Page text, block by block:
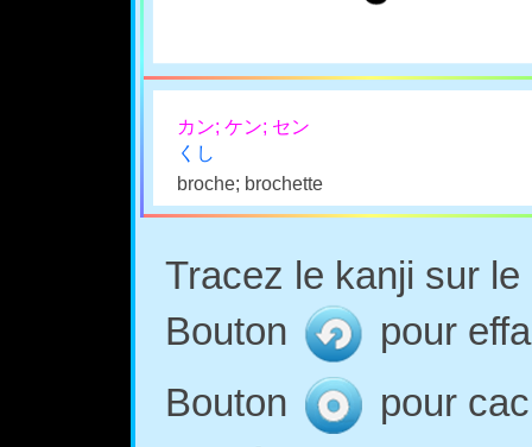
カン; ケン; セン
くし
broche; brochette
Tracez le kanji sur
Bouton
pour
Bouton
pour